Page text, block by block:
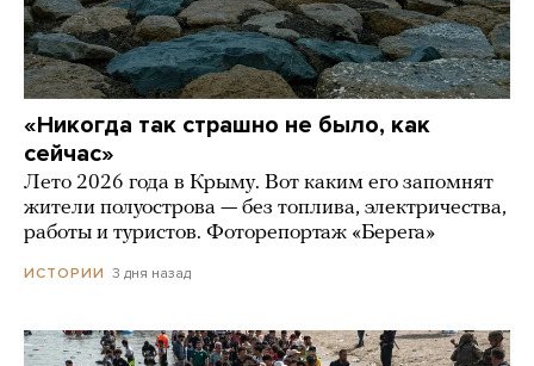
«Никогда так страшно не было, как
сейчас»
Лето 2026 года в Крыму. Вот каким его запомнят
жители полуострова — без топлива, электричества,
работы и туристов. Фоторепортаж «Берега»
ИСТОРИИ 3 дня назад